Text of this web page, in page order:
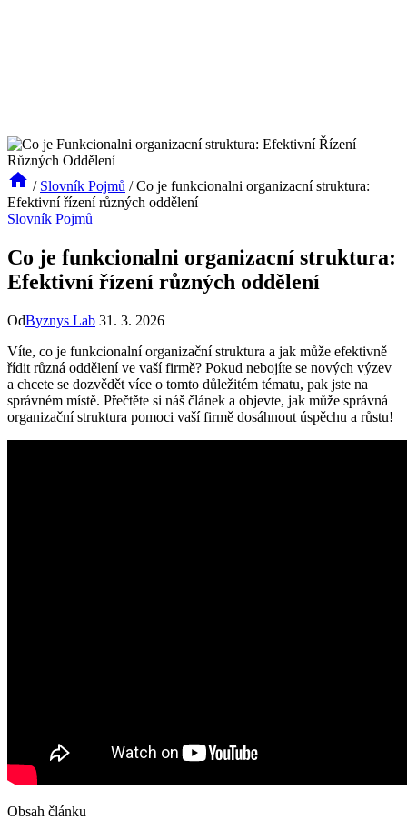
/ Slovník Pojmů / Co je funkcionalni organizacní struktura:
Efektivní řízení různých oddělení
Slovník Pojmů
Co je funkcionalni organizacní struktura:
Efektivní řízení různých oddělení
OdByznys Lab 31. 3. 2026
Víte, co je funkcionalní organizační struktura a jak může efektivně
řídit různá oddělení ve vaší firmě? Pokud nebojíte se nových výzev
a chcete se dozvědět více o tomto důležitém tématu, pak jste na
správném místě. Přečtěte si náš článek a objevte, jak může správná
organizační struktura pomoci vaší firmě dosáhnout úspěchu a růstu!
Obsah článku